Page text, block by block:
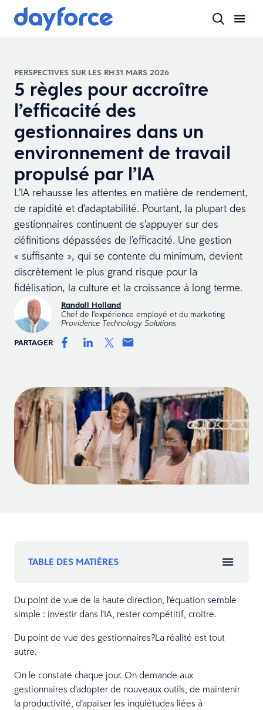
PERSPECTIVES SUR LES RH31 MARS 2026
5 règles pour accroître
l’efficacité des
gestionnaires dans un
environnement de travail
propulsé par l’IA
L’IA rehausse les attentes en matière de rendement,
de rapidité et d’adaptabilité. Pourtant, la plupart des
gestionnaires continuent de s’appuyer sur des
définitions dépassées de l’efficacité. Une gestion
« suffisante », qui se contente du minimum, devient
discrètement le plus grand risque pour la
fidélisation, la culture et la croissance à long terme.
Randall Holland
Chef de l’expérience employé et du marketing
Providence Technology Solutions
PARTAGER
TABLE DES MATIÈRES
Du point de vue de la haute direction, l’équation semble
simple : investir dans l’IA, rester compétitif, croître.
Du point de vue des gestionnaires?La réalité est tout
autre.
On le constate chaque jour. On demande aux
gestionnaires d’adopter de nouveaux outils, de maintenir
la productivité, d’apaiser les inquiétudes liées à